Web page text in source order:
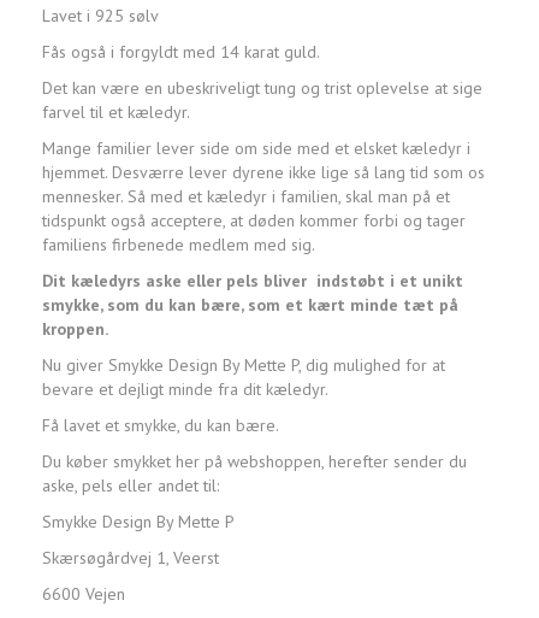
Lavet i 925 sølv
Fås også i forgyldt med 14 karat guld.
Det kan være en ubeskriveligt tung og trist oplevelse at sige
farvel til et kæledyr.
Mange familier lever side om side med et elsket kæledyr i
hjemmet. Desværre lever dyrene ikke lige så lang tid som os
mennesker. Så med et kæledyr i familien, skal man på et
tidspunkt også acceptere, at døden kommer forbi og tager
familiens firbenede medlem med sig.
Dit kæledyrs aske eller pels bliver indstøbt i et unikt
smykke, som du kan bære, som et kært minde tæt på
kroppen.
Nu giver Smykke Design By Mette P, dig mulighed for at
bevare et dejligt minde fra dit kæledyr.
Få lavet et smykke, du kan bære.
Du køber smykket her på webshoppen, herefter sender du
aske, pels eller andet til:
Smykke Design By Mette P
Skærsøgårdvej 1, Veerst
6600 Vejen